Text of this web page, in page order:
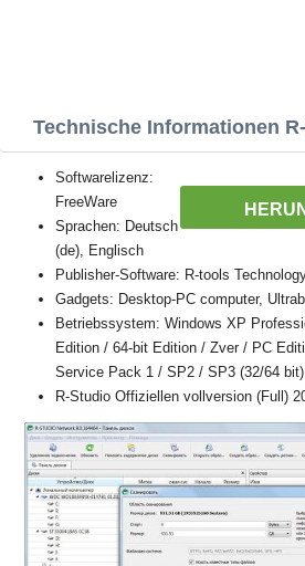
Technische Informationen
Softwarelizenz:
FreeWare
Sprachen: Deutsch
(de), Englisch
Publisher-Software: R-tools
Gadgets: Desktop-PC computer,
Betriebssystem: Windows XP
Edition / 64-bit Edition / Zver / PC
Service Pack 1 / SP2 / SP3 (32/64
R-Studio Offiziellen vollversion (Full)